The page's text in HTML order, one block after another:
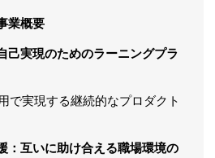
業概要
己実現のためのラーニングプラ
で実現する継続的なプロダクト
：互いに助け合える職場環境の